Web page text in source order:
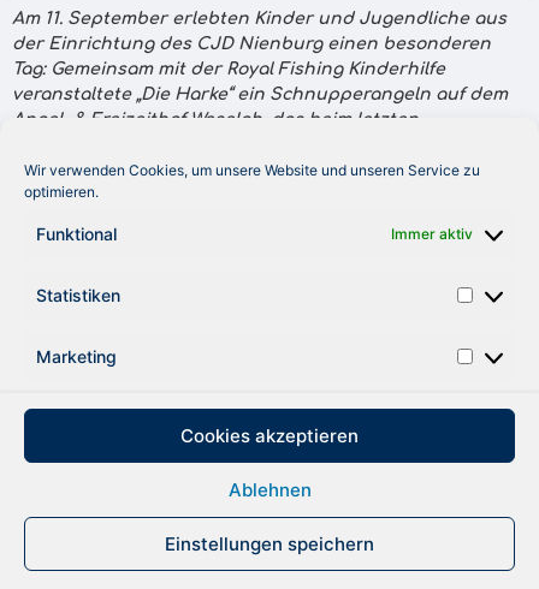
Wir verwenden Cookies, um unsere Website und unseren Service zu
optimieren.
Funktional Immer aktiv
Statistiken
Marketing
Cookies akzeptieren
Ablehnen
Einstellungen speichern
Am 11. September erlebten Kinder und Jugendliche aus
der Einrichtung des CJD Nienburg einen besonderen
Tag: Gemeinsam mit der Royal Fishing Kinderhilfe
veranstaltete „Die Harke“ ein Schnupperangeln auf dem
Angel- & Freizeithof Weseloh, das beim letzten
Mit dabei waren unter anderen auch Botschafter
sowie das langjährige Mitglied Christian Rumpeltin,
Auszug aus dem Magazin: Die Harke
DATENSCHUTZ IMPRESSUM